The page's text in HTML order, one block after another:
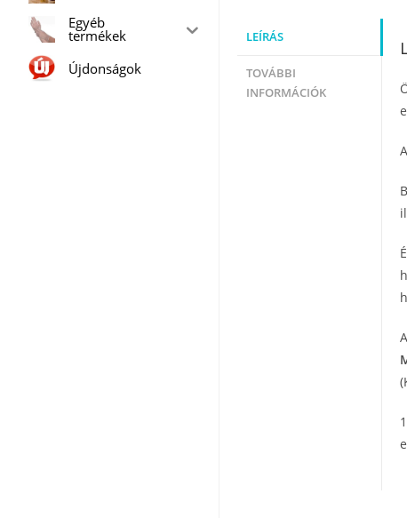
LEÍRÁS
TOVÁBBI
INFORMÁCIÓK
Egyéb
termékek
Újdonságok